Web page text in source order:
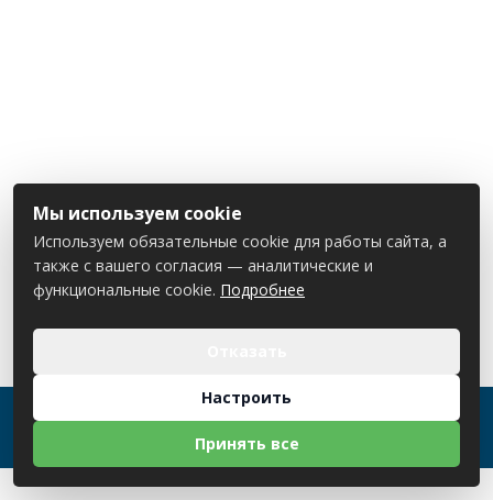
2026 © ООО "Стилькорп". Использование материалов
сайта только с разрешения владельца
Разработка сайтаdessites
Мы используем cookie
Используем обязательные cookie для работы сайта, а
также с вашего согласия — аналитические и
функциональные cookie. Подробнее
Настроить
Принять все